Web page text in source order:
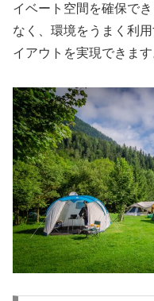
イベート空間を確保で
なく、環境をうまく利
イアウトを実現できます